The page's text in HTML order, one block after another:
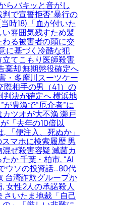
らバキッと音がし
で宣誓拒否”暴行の
時18)「血が付いた
雰囲気残すため髪
る被害者の頭に交
に基づく冷酷な犯
てこもり医師殺害
棄却 無期懲役確定へ
・多摩川スーツケー
際相手の男（41）の
判決が確定へ 横浜地
が豊漁で“厄介者”に
ツオが大不漁 瀬戸
「去年の10倍以
「便注入、死ぬか」
マホに検索履歴 男
ぜ殺害容疑 滅菌カ
か 千葉・柏市, “AI
ウソの投資話…80代
台湾詐欺グループか
女性2人の承諾殺人
さいたま地裁「自己